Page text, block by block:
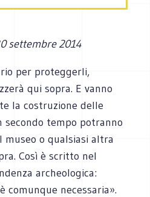
settembre 2014
per proteggerli,
qui sopra. E vanno
la costruzione delle
secondo tempo potranno
o qualsiasi altra
Così è scritto nel
archeologica:
comunque necessaria».